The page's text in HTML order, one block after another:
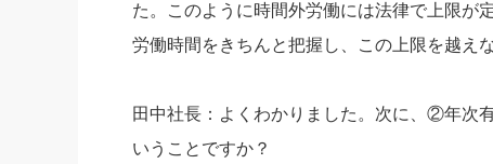
た。このように時間外労働には法律で上限が
労働時間をきちんと把握し、この上限を越え
田中社長：よくわかりました。次に、②年次
いうことですか？